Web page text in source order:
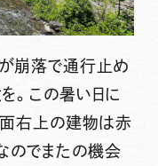
崩落で通行止め
。この暑い日に
面右上の建物は赤
のでまたの機会